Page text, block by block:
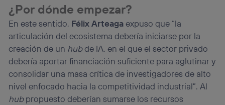
¿Por dónde empezar?
En este sentido, Félix Arteagaexpuso que “la
articulación del ecosistema debería iniciarse por la
creación de un hubde IA, en el que el sector privado
debería aportar financiación suficiente para aglutinar y
consolidar una masa crítica de investigadores de alto
nivel enfocado hacia la competitividad industrial”. Al
hubpropuesto deberían sumarse los recursos